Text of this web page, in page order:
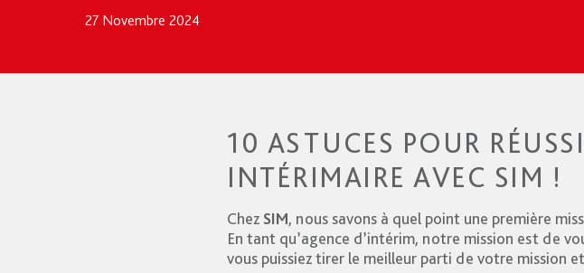
27 Novembre 2024
10 ASTUCES POUR
INTÉRIMAIRE AVEC SIM !
ChezSIM, nous savons à quel point une première
En tant qu’agence d’intérim, notre mission est de
vous puissiez tirer le meilleur parti de votre mission